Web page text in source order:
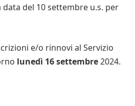
del 10 settembre u.s. per
e/o rinnovi al Servizio
lunedì 16 settembre2024.